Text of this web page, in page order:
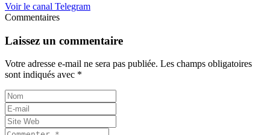
Voir le canal Telegram
Commentaires
Laissez un commentaire
Votre adresse e-mail ne sera pas publiée. Les champs obligatoires
sont indiqués avec *